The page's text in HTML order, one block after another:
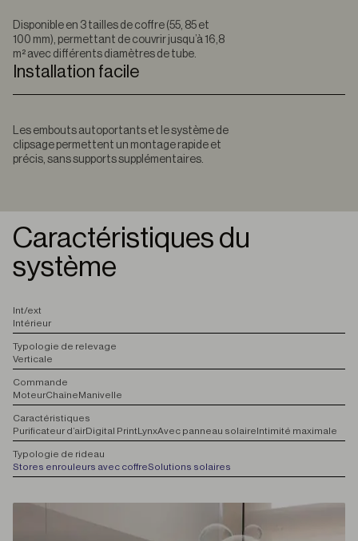
Disponible en 3 tailles de coffre (55, 85 et
100 mm), permettant de couvrir jusqu’à 16,8
m² avec différents diamètres de tube.
Installation facile
Les embouts autoportants et le système de
clipsage permettent un montage rapide et
précis, sans supports supplémentaires.
Caractéristiques du
système
Int/ext
Intérieur
Typologie de relevage
Verticale
Commande
MoteurChaîneManivelle
Caractéristiques
Purificateur d’airDigital PrintLynxAvec panneau solaireIntimité maximale
Typologie de rideau
Stores enrouleurs avec coffreSolutions solaires